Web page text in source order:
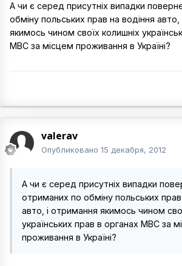
А чи є серед присутніх випадки
обміну польських прав на водіння авто,
якимось чином своїх колишніх
МВС за місцем проживання в Україні?
valerav
Опубликовано 15 декабря, 2012
А чи є серед присутніх випадки
отриманих по обміну польських прав
авто, і отримання якимось чином
українських прав в органах МВС за
проживання в Україні?